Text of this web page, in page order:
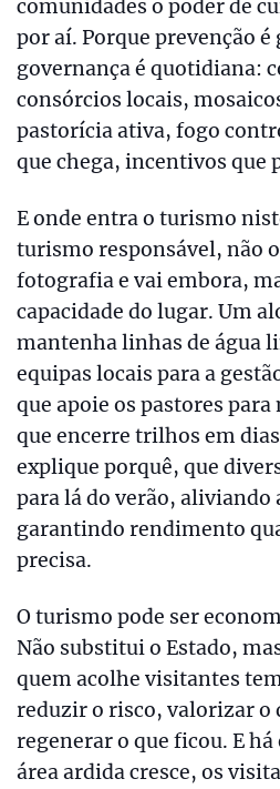
comunidades o poder de
por aí. Porque prevenção é
governança é quotidiana:
consórcios locais,
pastorícia ativa, fogo
que chega, incentivos que
E onde entra o turismo
turismo responsável, não
fotografia e vai embora,
capacidade do lugar. Um
mantenha linhas de água
equipas locais para a
que apoie os pastores
que encerre trilhos em
explique porquê, que
para lá do verão, aliviando
garantindo rendimento
precisa.
O turismo pode ser
Não substitui o Estado,
quem acolhe visitantes
reduzir o risco, valorizar o
regenerar o que ficou. E
área ardida cresce, os